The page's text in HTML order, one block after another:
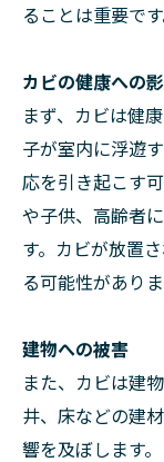
ることは重要です
カビの健康への
まず、カビは健
子が室内に浮遊
応を引き起こす
や子供、高齢者
す。カビが放置
る可能性がありま
建物への被害
また、カビは建
井、床などの建
響を及ぼします